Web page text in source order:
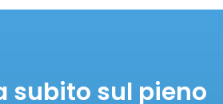
subito sul pieno